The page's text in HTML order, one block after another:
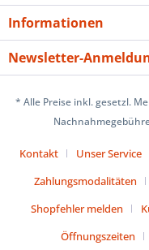
Informationen
Newsletter-
* Alle Preise inkl. gesetzl.
Kontakt Unser Service
Zahlungsmodalitäten
Shopfehler melden
Öffnungszeiten